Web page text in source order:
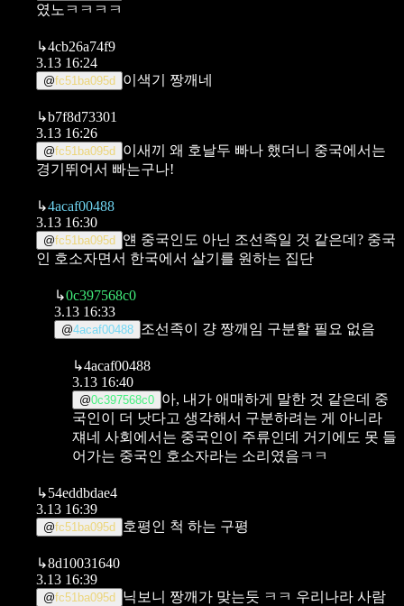
였노ㅋㅋㅋㅋ
↳4cb26a74f9
3.13 16:24
@fc51ba095d 이색기 짱깨네
↳b7f8d73301
3.13 16:26
@fc51ba095d
이새끼 왜 호날두 빠나 했더니 중국에서는
경기뛰어서 빠는구나!
↳4acaf00488
3.13 16:30
@fc51ba095d 얜 중국인도 아닌 조선족일 것 같은데? 중국
인 호소자면서 한국에서 살기를 원하는 집단
↳0c397568c0
3.13 16:33
@4acaf00488 조선족이 걍 짱깨임 구분할 필요 없음
↳4acaf00488
3.13 16:40
@0c397568c0 아, 내가 애매하게 말한 것 같은데 중
국인이 더 낫다고 생각해서 구분하려는 게 아니라
쟤네 사회에서는 중국인이 주류인데 거기에도 못 들
어가는 중국인 호소자라는 소리였음ㅋㅋ
↳54eddbdae4
3.13 16:39
@fc51ba095d 호평인 척 하는 구평
↳8d10031640
3.13 16:39
@fc51ba095d
닉보니 짱깨가 맞는듯 ㅋㅋ 우리나라 사람